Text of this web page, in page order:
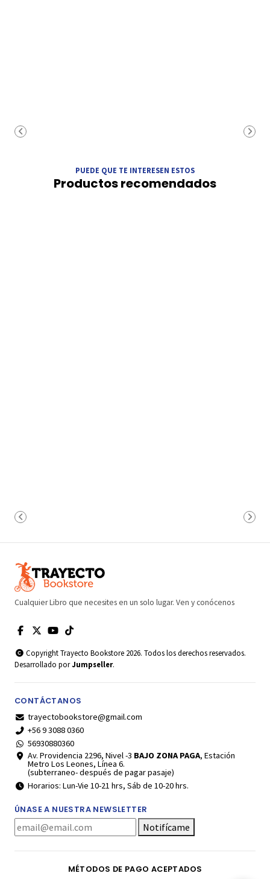
PUEDE QUE TE INTERESEN ESTOS
Productos recomendados
Cualquier Libro que necesites en un solo lugar. Ven y conócenos
Copyright Trayecto Bookstore 2026. Todos los derechos reservados.
Desarrollado porJumpseller.
CONTÁCTANOS
trayectobookstore@gmail.com
+56 9 3088 0360
56930880360
Av. Providencia 2296, Nivel -3 BAJO ZONA PAGA, Estación
Metro Los Leones, Línea 6.
(subterraneo- después de pagar pasaje)
Horarios: Lun-Vie 10-21 hrs, Sáb de 10-20 hrs.
ÚNASE A NUESTRA NEWSLETTER
Notifícame
MÉTODOS DE PAGO ACEPTADOS